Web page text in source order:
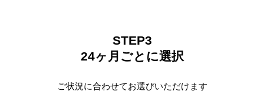
STEP3
24ヶ月ごとに選択
ご状況に合わせてお選びいただけます